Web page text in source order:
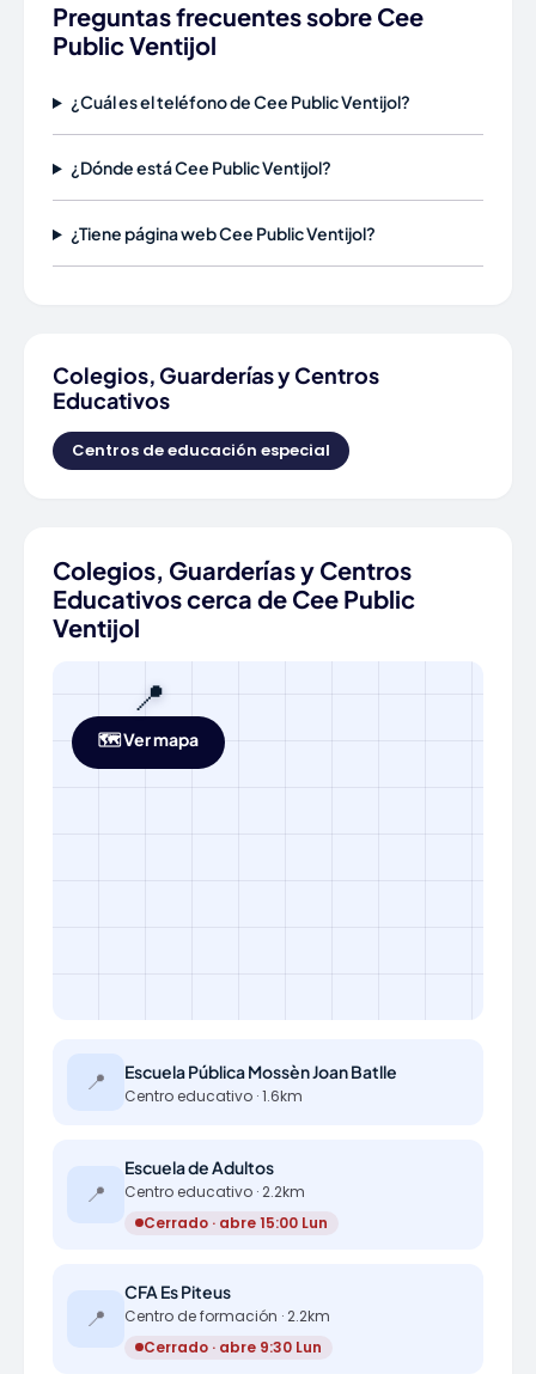
Preguntas frecuentes sobre Cee
Public Ventijol
¿Cuál es el teléfono de Cee Public Ventijol?
¿Dónde está Cee Public Ventijol?
¿Tiene página web Cee Public Ventijol?
Colegios, Guarderías y Centros
Educativos
Centros de educación especial
Colegios, Guarderías y Centros
Educativos cerca de Cee Public
Ventijol
📍
🗺️ Ver mapa
📍 Escuela Pública Mossèn Joan Batlle
Centro educativo · 1.6km
📍
Escuela de Adultos
Centro educativo · 2.2km
Cerrado · abre 15:00 Lun
📍
CFA Es Piteus
Centro de formación · 2.2km
Cerrado · abre 9:30 Lun